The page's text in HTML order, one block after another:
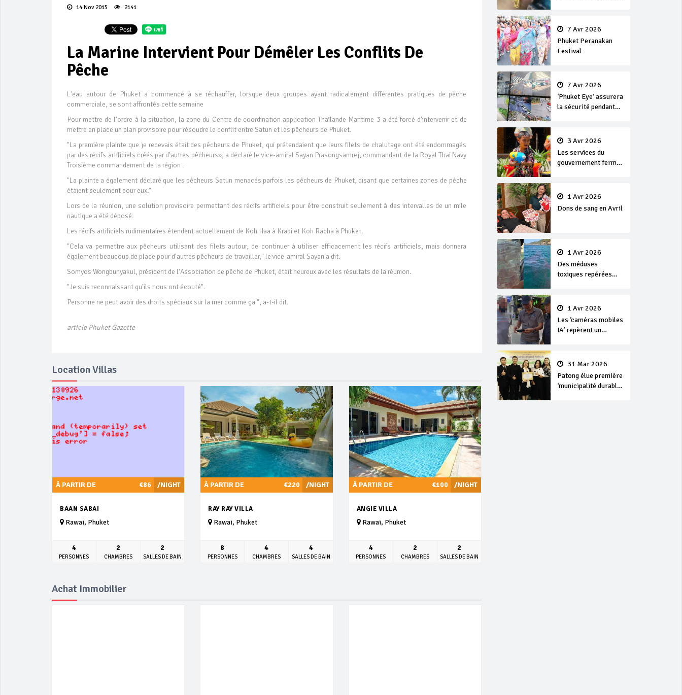
14 Nov 2015 2141
La Marine Intervient Pour Démêler Les Conflits De
Pêche
L'eau autour de Phuket a commencé à se réchauffer, lorsque deux groupes ayant radicalement différentes pratiques de pêche
commerciale, se sont affrontés cette semaine
Pour mettre de l'ordre à la situation, la zone du Centre de coordination application Thaïlande Maritime 3 a été forcé d'intervenir et de
mettre en place un plan provisoire pour résoudre le conflit entre Satun et les pêcheurs de Phuket.
"La première plainte que je recevais était des pêcheurs de Phuket, qui prétendaient que leurs filets de chalutage ont été endommagés
par des récifs artificiels créés par d'autres pêcheurs», a déclaré le vice-amiral Sayan Prasongsamrej, commandant de la Royal Thai Navy
Troisième commandement de la région .
"La plainte a également déclaré que les pêcheurs Satun menacés parfois les pêcheurs de Phuket, disant que certaines zones de pêche
étaient seulement pour eux."
Lors de la réunion, une solution provisoire permettant des récifs artificiels pour être construit seulement à des intervalles de un mile
nautique a été déposé.
Les récifs artificiels rudimentaires étendent actuellement de Koh Haa à Krabi et Koh Racha à Phuket.
"Cela va permettre aux pêcheurs utilisant des filets autour, de continuer à utiliser efficacement les récifs artificiels, mais donnera
également beaucoup de place pour d'autres pêcheurs de travailler," le vice-amiral Sayan a dit.
Somyos Wongbunyakul, président de l'Association de pêche de Phuket, était heureux avec les résultats de la réunion.
"Je suis reconnaissant qu'ils nous ont écouté".
Personne ne peut avoir des droits spéciaux sur la mer comme ça ", a-t-il dit.
article Phuket Gazette
7 Avr 2026
Phuket Peranakan
Festival
7 Avr 2026
‘Phuket Eye’ assurera
la sécurité pendant
3 Avr 2026
Les services du
gouvernement fermés
Songkran
1 Avr 2026
Dons de sang en Avril
1 Avr 2026
Des méduses
toxiques repérées
1 Avr 2026
Les ‘caméras mobiles
IA’ repèrent un
séjour31 Mar 2026
Patong élue première
‘municipalité durable’
Location Villas
/NIGHT
À PARTIR DE €86
BAAN SABAI
Rawai, Phuket
4
PERSONNES
2
CHAMBRES
2
SALLES DE BAIN
/NIGHT
À PARTIR DE €220
RAY RAY VILLA
Rawai, Phuket
8
PERSONNES
4
CHAMBRES
4
SALLES DE BAIN
/NIGHT
À PARTIR DE €100
ANGIE VILLA
Rawai, Phuket
4
PERSONNES
2
CHAMBRES
2
SALLES DE BAIN
Achat Immobilier